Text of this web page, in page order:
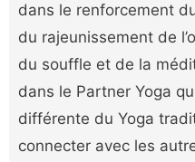
dans le renforcement
du rajeunissement de
du souffle et de la
dans le Partner Yoga
différente du Yoga
connecter avec les